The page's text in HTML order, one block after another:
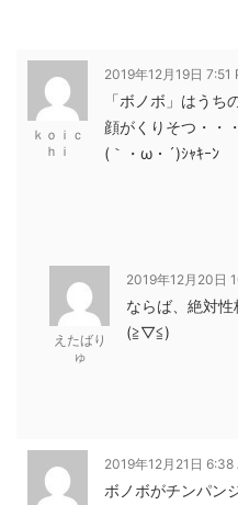
ｋｏｉｃ
ｈｉ
2019年12月19日 7:51
「ボノボ」はうち
顔がくりそつ・・・
(｀・ω・´)ｼｬｷｰﾝ
えたばり
ゅ
2019年12月20日
ならば、絶対
(≧▽≦)
2019年12月21日 6:38
ボノボがチンパン